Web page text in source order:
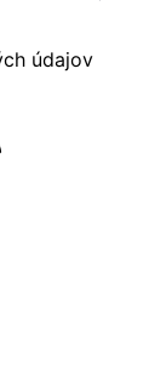
údajov